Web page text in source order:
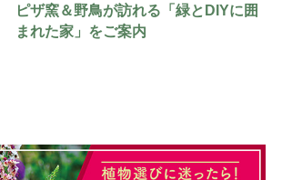
ピザ窯＆野鳥が訪れる「緑とDIYに囲
まれた家」をご案内